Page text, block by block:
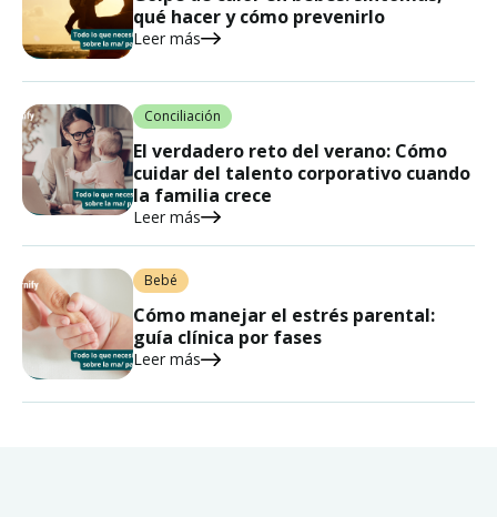
qué hacer y cómo prevenirlo
Leer más
Conciliación
El verdadero reto del verano: Cómo
cuidar del talento corporativo cuando
la familia crece
Leer más
Bebé
Cómo manejar el estrés parental:
guía clínica por fases
Leer más